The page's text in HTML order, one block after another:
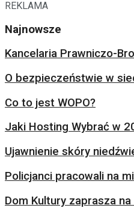
REKLAMA
Najnowsze
Kancelaria Prawniczo-
O bezpieczeństwie w
Co to jest WOPO?
Jaki Hosting Wybrać w
Ujawnienie skóry
Policjanci pracowali na
Dom Kultury zaprasza